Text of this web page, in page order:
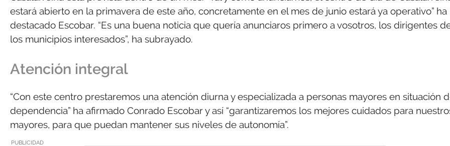
estará abierto en la primavera de este año, concretamente en el mes de junio estará ya operativo” ha
destacado Escobar. “Es una buena noticia que quería anunciaros primero a vosotros, los dirigentes
los municipios interesados”, ha subrayado.
Atención integral
“Con este centro prestaremos una atención diurna y especializada a personas mayores en situación
dependencia” ha afirmado Conrado Escobar y así “garantizaremos los mejores cuidados para
mayores, para que puedan mantener sus niveles de autonomía”.
PUBLICIDAD